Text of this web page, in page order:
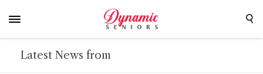
Latest News from